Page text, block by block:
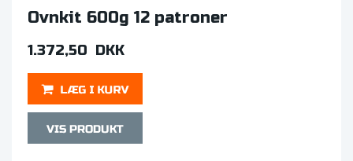
Ovnkit 600g 12 patroner
1.372,50 DKK